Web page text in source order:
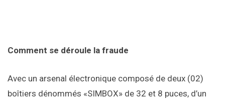
Comment se déroule la fraude
Avec un arsenal électronique composé de deux (02)
boîtiers dénommés «SIMBOX» de 32 et 8 puces, d’un